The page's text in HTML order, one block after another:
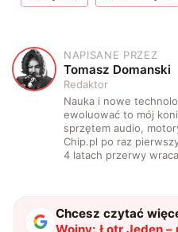
T
NAPISANE PRZEZ
Tomasz Domanski
Redaktor
Nauka i nowe
ewoluować to mój
sprzętem audio,
Chip.pl po raz
4 latach przerwy
Chcesz czytać